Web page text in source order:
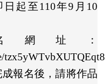
起至110年9月10
網址：
tzx5yWTvbXUTQEqt8
報名後，請將作品